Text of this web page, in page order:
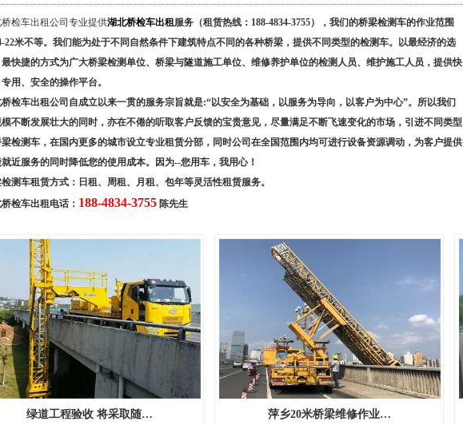
检车出租公司 专业提供湖北桥检车出租服务（租赁热线：188-4834-3755），我们的桥梁检测车的作业范围
22米不等。我们能为处于不同自然条件下建筑特点不同的各种桥梁，提供不同类型的检测车。以最经济的选
快捷的方式为广大桥梁检测单位、桥梁与隧道施工单位、维修养护单位的检测人员、维护施工人员，提供快
用、安全的操作平台。
检车出租公司 自成立以来一贯的服务宗旨就是:“以安全为基础，以服务为导向，以客户为中心”。所以我们
不断发展壮大的同时，亦在不倦的听取客户反馈的宝贵意见，尽量满足不断飞速变化的市场，引进不同类型
检测车，在国内更多的城市设立专业租赁分部，同时公司在全国范围内均可进行设备资源调动，为客户提供
近服务的同时降低您的使用成本。因为--您用车，我用心！
测车租赁方式：日租、周租、月租、包年等灵活性租赁服务。
检车出租电话： 188-4834-3755 陈先生
绿道工程验收 将采取随… 萍乡20米桥梁维修作业…